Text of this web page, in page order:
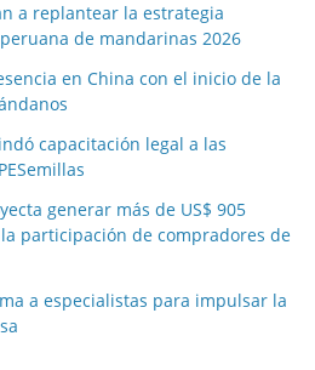
a replantear la estrategia
de mandarinas 2026
en China con el inicio de la
capacitación legal a las
generar más de US$ 905
participación de compradores de
a especialistas para impulsar la